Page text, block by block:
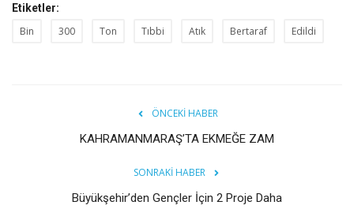
Etiketler:
Bin 300 Ton Tıbbi Atık Bertaraf Edildi
ÖNCEKI HABER
KAHRAMANMARAŞ’TA EKMEĞE ZAM
SONRAKI HABER
Büyükşehir’den Gençler İçin 2 Proje Daha